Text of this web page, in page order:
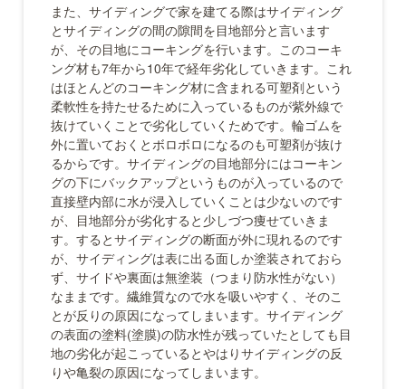
また、サイディングで家を建てる際はサイディング
とサイディングの間の隙間を目地部分と言います
が、その目地にコーキングを行います。このコーキ
ング材も7年から10年で経年劣化していきます。これ
はほとんどのコーキング材に含まれる可塑剤という
柔軟性を持たせるために入っているものが紫外線で
抜けていくことで劣化していくためです。輪ゴムを
外に置いておくとボロボロになるのも可塑剤が抜け
るからです。サイディングの目地部分にはコーキン
グの下にバックアップというものが入っているので
直接壁内部に水が浸入していくことは少ないのです
が、目地部分が劣化すると少しづつ痩せていきま
す。するとサイディングの断面が外に現れるのです
が、サイディングは表に出る面しか塗装されておら
ず、サイドや裏面は無塗装（つまり防水性がない）
なままです。繊維質なので水を吸いやすく、そのこ
とが反りの原因になってしまいます。サイディング
の表面の塗料(塗膜)の防水性が残っていたとしても目
地の劣化が起こっているとやはりサイディングの反
りや亀裂の原因になってしまいます。